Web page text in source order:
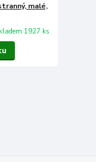
malé,
1927 ks